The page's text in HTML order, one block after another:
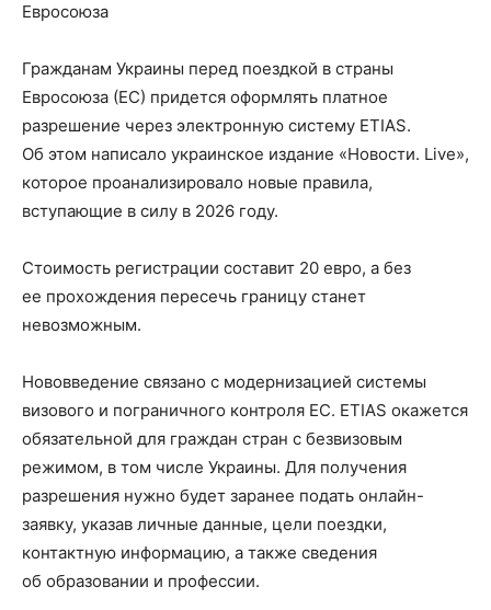
Евросоюза
Гражданам Украины перед поездкой в страны
Евросоюза (ЕС) придется оформлять платное
разрешение через электронную систему ETIAS.
Об этом написало украинское издание «Новости. Live»,
которое проанализировало новые правила,
вступающие в силу в 2026 году.
Стоимость регистрации составит 20 евро, а без
ее прохождения пересечь границу станет
невозможным.
Нововведение связано с модернизацией системы
визового и пограничного контроля ЕС. ETIAS окажется
обязательной для граждан стран с безвизовым
режимом, в том числе Украины. Для получения
разрешения нужно будет заранее подать онлайн-
заявку, указав личные данные, цели поездки,
контактную информацию, а также сведения
об образовании и профессии.